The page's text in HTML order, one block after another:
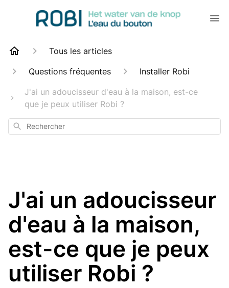
Tous les articles
Questions fréquentes
Installer Robi
J'ai un adoucisseur d'eau à la maison, est-ce
que je peux utiliser Robi ?
Rechercher
J'ai un adoucisseur
d'eau à la maison,
est-ce que je peux
utiliser Robi ?